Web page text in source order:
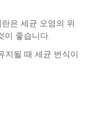
은 세균 오염의 위
이 좋습니다.
될 때 세균 번식이